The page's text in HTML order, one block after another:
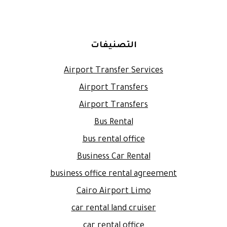
التصنيفات
Airport Transfer Services
Airport Transfers
Airport Transfers
Bus Rental
bus rental office
Business Car Rental
business office rental agreement
Cairo Airport Limo
car rental land cruiser